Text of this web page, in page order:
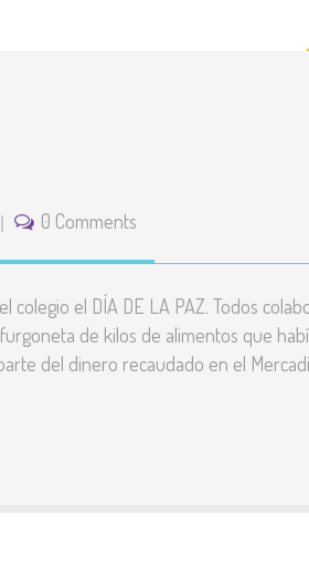
0 Comments
el DÍA DE LA PAZ. Todos
de kilos de alimentos que
del dinero recaudado en el